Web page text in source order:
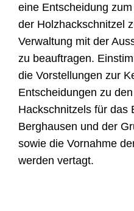
eine Entscheidung
der Holzhackschnitzel
Verwaltung mit der
zu beauftragen.
die Vorstellungen zur
Entscheidungen zu
Hackschnitzels für das
Berghausen und der
sowie die Vornahme
werden vertagt.